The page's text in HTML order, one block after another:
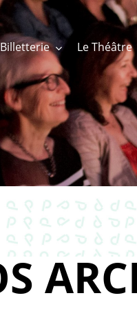
Billetterie Le Théâtre